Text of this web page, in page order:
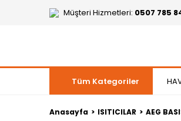
Müşteri Hizmetleri: 0507 785
Tüm Kategoriler
Anasayfa ISITICILAR AEG